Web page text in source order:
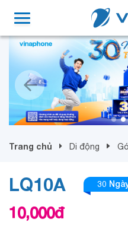
Trang chủ Di động
LQ10A 30
10,000đ